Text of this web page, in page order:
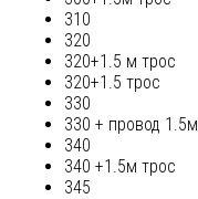
310
320
320+1.5 м трос
320+1.5 трос
330
330 + провод 1.5м
340
340 +1.5м трос
345